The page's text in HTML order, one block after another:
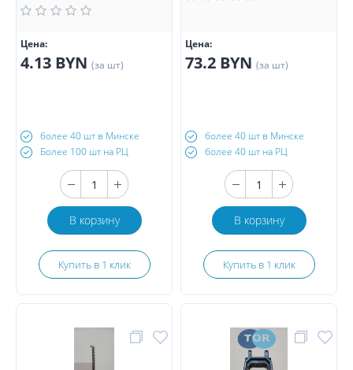
Цена:
4.13 BYN (за шт)
более 40 шт в Минске
Более 100 шт на РЦ
В корзину
Купить в 1 клик
Цена:
73.2 BYN (за шт)
более 40 шт в Минске
более 40 шт на РЦ
В корзину
Купить в 1 клик